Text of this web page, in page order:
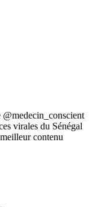
virales du Sénégal
contenu